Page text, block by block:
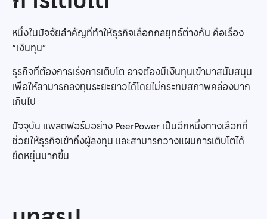
หนึ่งในปัจจัยสำคัญที่ทำให้ธุรกิจเลือกกลยุทธ์ต่างกัน คือเรื่อง
“เงินทุน”
ธุรกิจที่ต้องการเร่งการเติบโต อาจต้องมีเงินทุนเข้ามาสนับสนุน
เพื่อให้สามารถลงทุนระยะยาวได้โดยไม่กระทบสภาพคล่องมาก
เกินไป
ปัจจุบัน แพลตฟอร์มอย่าง PeerPower เป็นอีกหนึ่งทางเลือกที่
ช่วยให้ธุรกิจเข้าถึงผู้ลงทุน และสามารถวางแผนการเติบโตได้
ยืดหยุ่นมากขึ้น